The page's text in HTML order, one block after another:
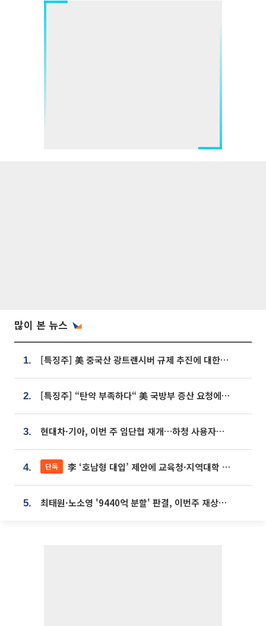
많이 본 뉴스
1. [특징주] 美 중국산 광트랜시버 규제 추진에 대한광통신 등 광통신株 강세
2. [특징주] “탄약 부족하다“ 美 국방부 증산 요청에⋯국내 방산주 급등세
3. 현대차·기아, 이번 주 임단협 재개…하청 사용자성 재심도 ‘변수’
4. 단독 李 ‘호남형 대입’ 제안에 교육청·지역대학 서·논술형 입시 연계 '착수'
5. 최태원·노소영 '9440억 분할' 판결, 이번주 재상고 여부 주목